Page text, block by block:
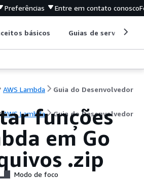
Preferências Entre em contato conosco
básicos Guias de serviço
AWS Lambda Guia do Desenvolvedor
AWS Lambda Guia do Desenvolvedor
funções
em Go
.zip
Modo de foco